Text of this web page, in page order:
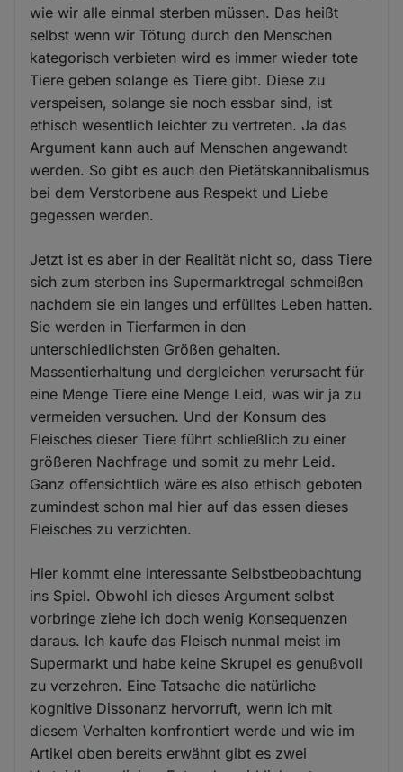
wie wir alle einmal sterben müssen. Das heißt
selbst wenn wir Tötung durch den Menschen
kategorisch verbieten wird es immer wieder tote
Tiere geben solange es Tiere gibt. Diese zu
verspeisen, solange sie noch essbar sind, ist
ethisch wesentlich leichter zu vertreten. Ja das
Argument kann auch auf Menschen angewandt
werden. So gibt es auch den Pietätskannibalismus
bei dem Verstorbene aus Respekt und Liebe
gegessen werden.
Jetzt ist es aber in der Realität nicht so, dass Tiere
sich zum sterben ins Supermarktregal schmeißen
nachdem sie ein langes und erfülltes Leben hatten.
Sie werden in Tierfarmen in den
unterschiedlichsten Größen gehalten.
Massentierhaltung und dergleichen verursacht für
eine Menge Tiere eine Menge Leid, was wir ja zu
vermeiden versuchen. Und der Konsum des
Fleisches dieser Tiere führt schließlich zu einer
größeren Nachfrage und somit zu mehr Leid.
Ganz offensichtlich wäre es also ethisch geboten
zumindest schon mal hier auf das essen dieses
Fleisches zu verzichten.
Hier kommt eine interessante Selbstbeobachtung
ins Spiel. Obwohl ich dieses Argument selbst
vorbringe ziehe ich doch wenig Konsequenzen
daraus. Ich kaufe das Fleisch nunmal meist im
Supermarkt und habe keine Skrupel es genußvoll
zu verzehren. Eine Tatsache die natürliche
kognitive Dissonanz hervorruft, wenn ich mit
diesem Verhalten konfrontiert werde und wie im
Artikel oben bereits erwähnt gibt es zwei